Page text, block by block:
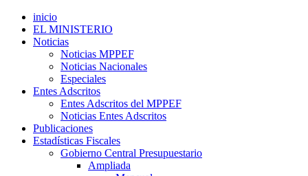
inicio
EL MINISTERIO
Noticias
Noticias MPPEF
Noticias Nacionales
Especiales
Entes Adscritos
Entes Adscritos del MPPEF
Noticias Entes Adscritos
Publicaciones
Estadísticas Fiscales
Gobierno Central Presupuestario
Ampliada